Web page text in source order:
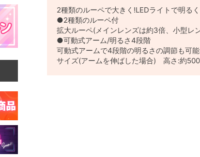
2種類のルーペで大きく!LEDライトで明る
●2種類のルーペ付
拡大ルーペ(メインレンズは約3倍、小型レ
●可動式アーム/明るさ4段階
可動式アームで4段階の明るさの調節も可能
サイズ(アームを伸ばした場合) 高さ:約